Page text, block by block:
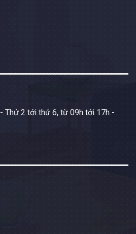
- Thứ 2 tới thứ 6, từ 09h tới 17h -